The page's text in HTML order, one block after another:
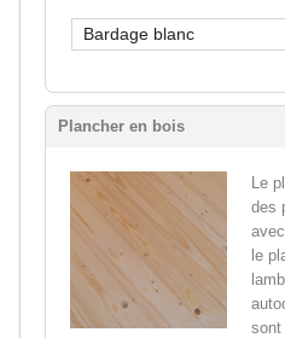
Bardage blanc
Plancher en bois
Le
des
le
sont